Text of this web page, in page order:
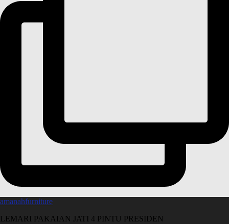
amanahfurniture
LEMARI PAKAIAN JATI 4 PINTU PRESIDEN